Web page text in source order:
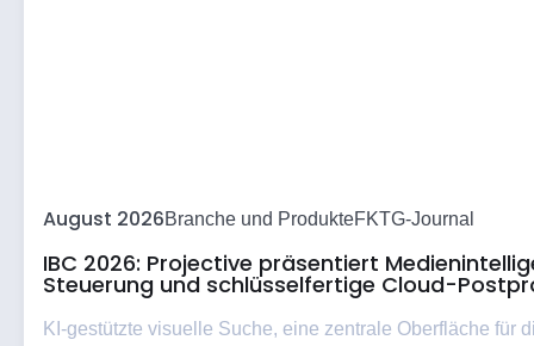
August 2026Branche und ProdukteFKTG-Journal
IBC 2026: Projective präsentiert
Steuerung und schlüsselfertige Cloud-
KI-gestützte visuelle Suche, eine zentrale Oberfläche für